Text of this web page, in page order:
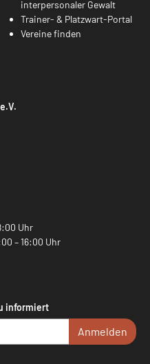
interpersonaler Gewalt
Trainer- & Platzwart-Portal
Vereine finden
Uhr
– 16:00 Uhr
informiert
Anmelden